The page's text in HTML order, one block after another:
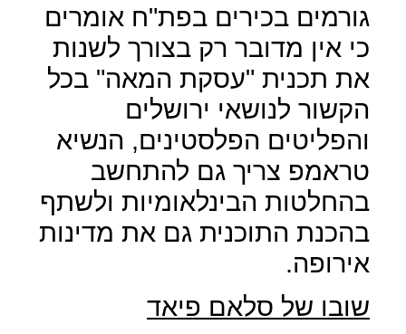
גורמים בכירים בפת"ח אומרים
כי אין מדובר רק בצורך לשנות
את תכנית "עסקת המאה" בכל
הקשור לנושאי ירושלים
והפליטים הפלסטינים, הנשיא
טראמפ צריך גם להתחשב
בהחלטות הבינלאומיות ולשתף
בהכנת התוכנית גם את מדינות
אירופה.
שובו של סלאם פיאד